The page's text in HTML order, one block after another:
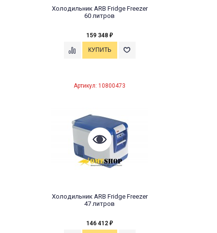
Холодильник ARB Fridge Freezer
60 литров
159 348 ₽
Артикул: 10800473
Холодильник ARB Fridge Freezer
47 литров
146 412 ₽